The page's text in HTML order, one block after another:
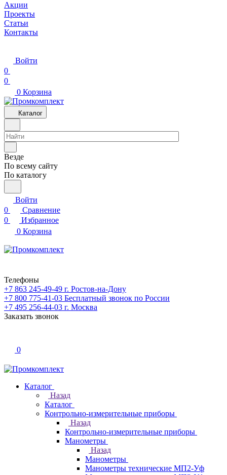
Акции
Проекты
Статьи
Контакты
Войти
0
0
0 Корзина
Каталог
Везде
По всему сайту
По каталогу
Войти
0
Сравнение
0
Избранное
0 Корзина
Телефоны
+7 863 245-49-49 г. Ростов-на-Дону
+7 800 775-41-03 Бесплатный звонок по России
+7 495 256-44-03 г. Москва
Заказать звонок
0
Каталог
Назад
Каталог
Контрольно-измерительные приборы
Назад
Контрольно-измерительные приборы
Манометры
Назад
Манометры
Манометры технические МП2-Уф